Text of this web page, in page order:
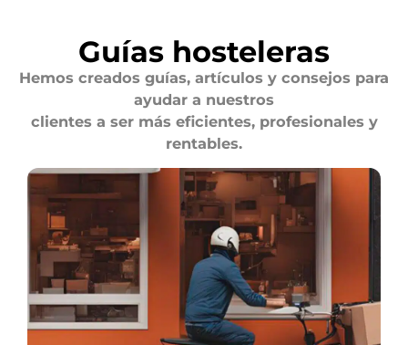
Guías hosteleras
Hemos creados guías, artículos y consejos para
ayudar a nuestros
clientes a ser más eficientes, profesionales y
rentables.